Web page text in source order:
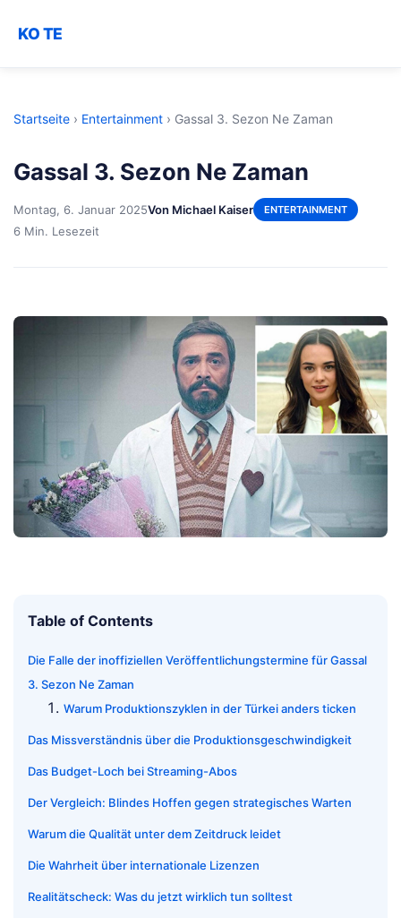
KO TE
Startseite › Entertainment › Gassal 3. Sezon Ne Zaman
Gassal 3. Sezon Ne Zaman
Montag, 6. Januar 2025Von Michael Kaiser ENTERTAINMENT
6 Min. Lesezeit
Table of Contents
Die Falle der inoffiziellen Veröffentlichungstermine für Gassal
3. Sezon Ne Zaman
Warum Produktionszyklen in der Türkei anders ticken
Das Missverständnis über die Produktionsgeschwindigkeit
Das Budget-Loch bei Streaming-Abos
Der Vergleich: Blindes Hoffen gegen strategisches Warten
Warum die Qualität unter dem Zeitdruck leidet
Die Wahrheit über internationale Lizenzen
Realitätscheck: Was du jetzt wirklich tun solltest